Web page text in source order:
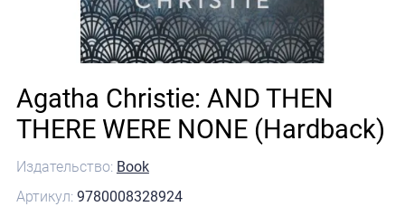
Издательство: Book
Артикул: 9780008328924
Agatha Christie: AND THEN
THERE WERE NONE (Hardback)